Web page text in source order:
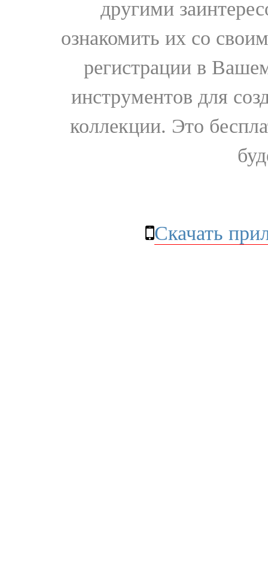
другими
ознакомить их со
регистрации в
инструментов для
коллекции. Это
Скачать